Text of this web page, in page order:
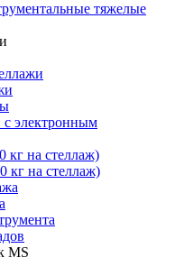
тяжелые
электронным
кг на стеллаж)
кг на стеллаж)
MS